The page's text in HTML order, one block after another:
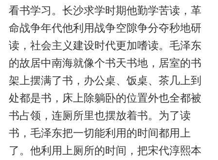
看书学习。长沙求学时期他勤学苦读，革
命战争年代他利用战争空隙争分夺秒地研
读，社会主义建设时代更加嗜读。毛泽东
的故居中南海就像个书天书地，居室的书
架上摆满了书，办公桌、饭桌、茶几上到
处都是书，床上除躺卧的位置外也全都被
书占领，连厕所里也摆放着书。为了读
书，毛泽东把一切能利用的时间都用上
了。他利用上厕所的时间，把宋代淳熙本